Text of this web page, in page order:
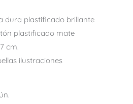
dura plastificado brillante
plastificado mate
cm.
ilustraciones